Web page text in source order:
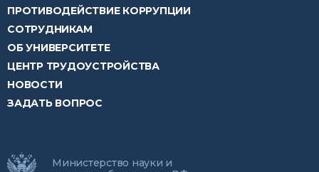
ПРОТИВОДЕЙСТВИЕ КОРРУПЦИИ
СОТРУДНИКАМ
ОБ УНИВЕРСИТЕТЕ
ЦЕНТР ТРУДОУСТРОЙСТВА
НОВОСТИ
ЗАДАТЬ ВОПРОС
Министерство науки и